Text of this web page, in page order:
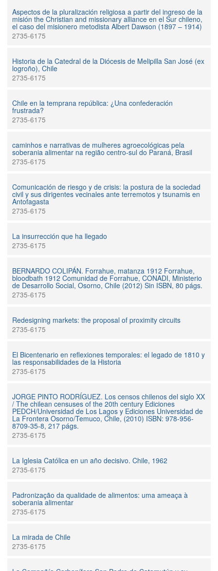
Aspectos de la pluralización religiosa a partir del ingreso de la
misión the Christian and missionary alliance en el Sur chileno,
el caso del misionero metodista Albert Dawson (1897 – 1914)
2735-6175
Historia de la Catedral de la Diócesis de Melipilla San José (ex
logroño), Chile
2735-6175
Chile en la temprana república: ¿Una confederación
frustrada?
2735-6175
caminhos e narrativas de mulheres agroecológicas pela
soberania alimentar na região centro-sul do Paraná, Brasil
2735-6175
Comunicación de riesgo y de crisis: la postura de la sociedad
civil y sus dirigentes vecinales ante terremotos y tsunamis en
Antofagasta
2735-6175
La insurrección que ha llegado
2735-6175
BERNARDO COLIPÁN. Forrahue, matanza 1912 Forrahue,
bloodbath 1912 Comunidad de Forrahue, CONADI, Ministerio
de Desarrollo Social, Osorno, Chile (2012) Sin ISBN, 80 págs.
2735-6175
Redesigning markets: the proposal of proximity circuits
2735-6175
El Bicentenario en reflexiones temporales: el legado de 1810 y
las responsabilidades de la Historia
2735-6175
JORGE PINTO RODRÍGUEZ. Los censos chilenos del siglo XX
/ The chilean censuses of the 20th century Ediciones
PEDCH/Universidad de Los Lagos y Ediciones Universidad de
La Frontera Osorno/Temuco, Chile, (2010) ISBN: 978-956-
8709-35-8, 217 págs.
2735-6175
La Iglesia Católica en un año decisivo. Chile, 1962
2735-6175
Padronização da qualidade de alimentos: uma ameaça à
soberania alimentar
2735-6175
La mirada de Chile
2735-6175